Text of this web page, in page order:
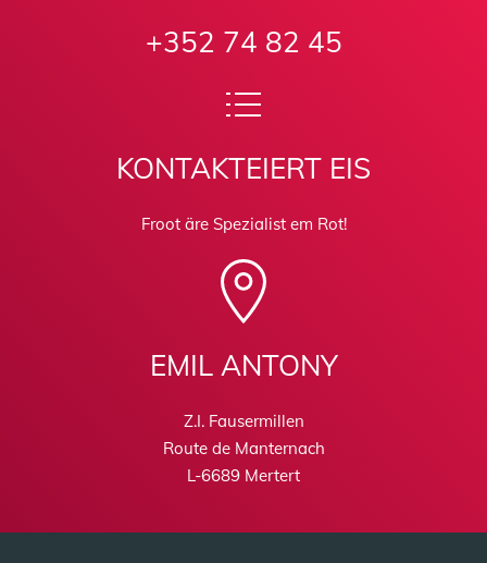
+352 74 82 45
KONTAKTEIERT EIS
Froot äre Spezialist em Rot!
EMIL ANTONY
Z.I. Fausermillen
Route de Manternach
L-6689 Mertert